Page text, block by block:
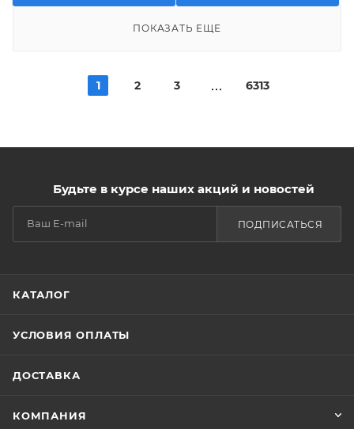
ПОКАЗАТЬ ЕЩЕ
1 2 3 6313
Будьте в курсе наших акций и новостей
ПОДПИСАТЬСЯ
КАТАЛОГ
УСЛОВИЯ ОПЛАТЫ
ДОСТАВКА
КОМПАНИЯ